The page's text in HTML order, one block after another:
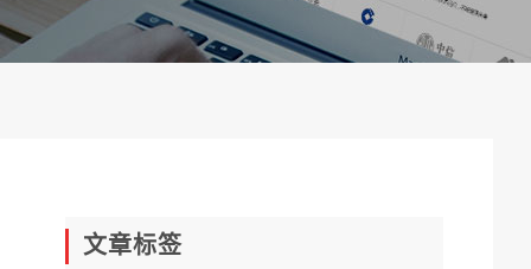
文章标签